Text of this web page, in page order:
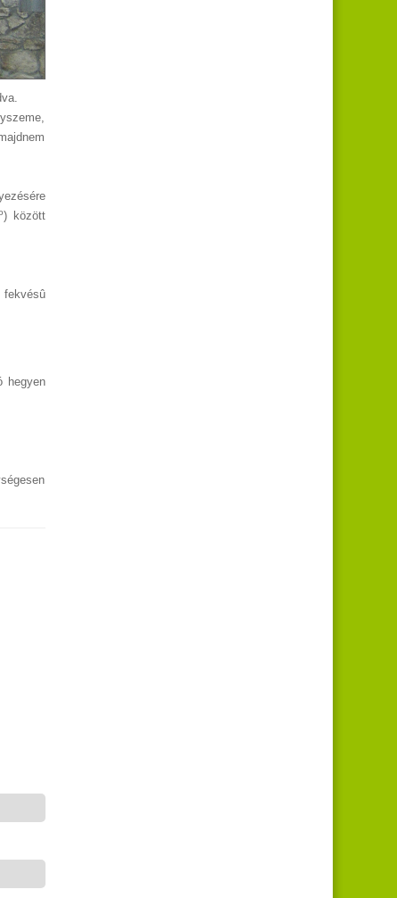
) között
fekvésû
hegyen